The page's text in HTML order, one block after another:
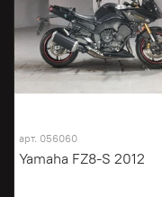
арт. 056060
Yamaha FZ8-S 2012